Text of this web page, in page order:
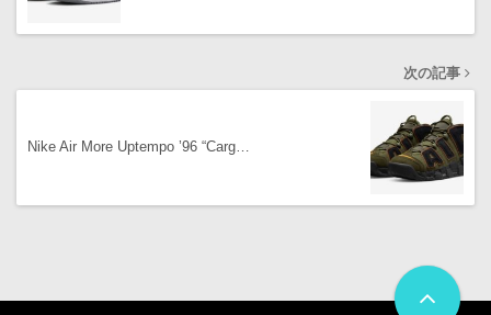
次の記事
Nike Air More Uptempo ’96 “Carg…